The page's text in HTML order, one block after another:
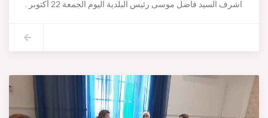
اشرف السيد فاضل موسى رئيس البلدية اليوم الجمعة 22 أكتوبر 2021 على جلسة عمل خصصت للنظر فى حسن استغلال ملعب حي الملاحة بدائرة اريانة العليا وذلك بحضور السيد مهدي الصيادي رئيس لجنة الطفولة والشباب والرياضة والسيد حبيب العوني رئيس دائرة اريانة العليا واطارات بلدية اريانة.